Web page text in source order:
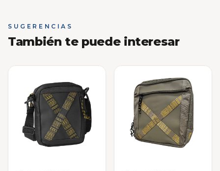
SUGERENCIAS
También te puede interesar